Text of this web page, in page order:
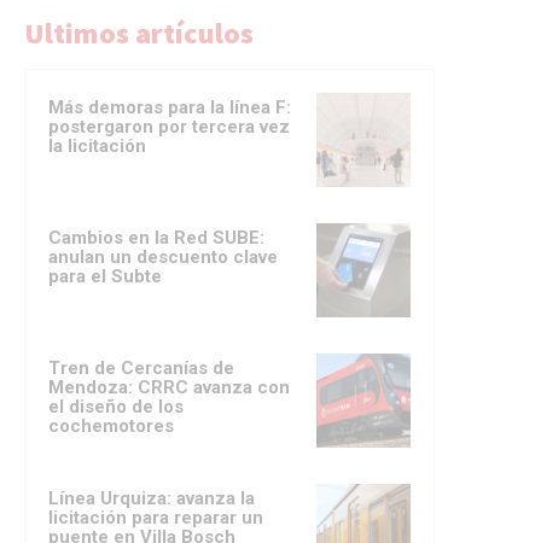
Ultimos artículos
Más demoras para la línea F:
postergaron por tercera vez
la licitación
Cambios en la Red SUBE:
anulan un descuento clave
para el Subte
Tren de Cercanías de
Mendoza: CRRC avanza con
el diseño de los
cochemotores
Línea Urquiza: avanza la
licitación para reparar un
puente en Villa Bosch